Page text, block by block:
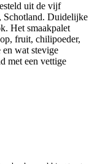
uit de vijf
Schotland. Duidelijke
Het smaakpalet
fruit, chilipoeder,
wat stevige
met een vettige